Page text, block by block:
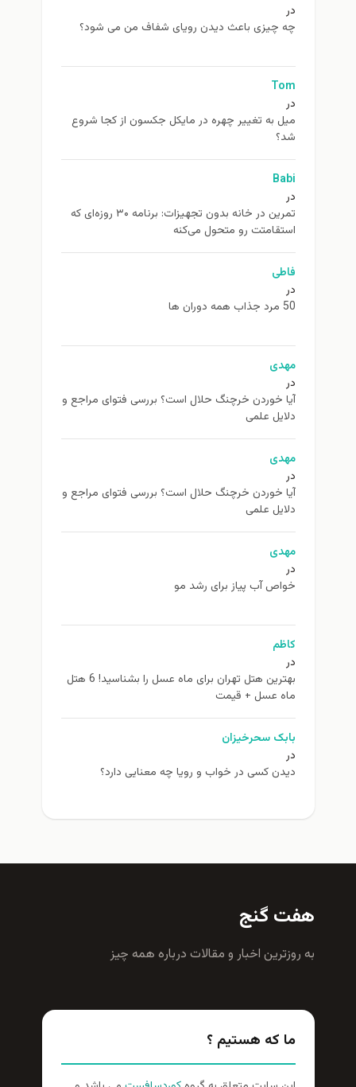
در
چه چیزی باعث دیدن رویای شفاف من می شود؟
Tom
در
ميل به تغيير چهره در مایکل جکسون از كجا شروع
شد؟
Babi
در
تمرین در خانه بدون تجهیزات: برنامه ۳۰ روزه‌ای که
استقامتت رو متحول می‌کنه
فاطی
در
50 مرد جذاب همه دوران ها
مهدی
در
آیا خوردن خرچنگ حلال است؟ بررسی فتوای مراجع و
دلایل علمی
مهدی
در
آیا خوردن خرچنگ حلال است؟ بررسی فتوای مراجع و
دلایل علمی
مهدی
در
خواص آب پیاز برای رشد مو
کاظم
در
بهترین هتل تهران برای ماه عسل را بشناسید! 6 هتل
ماه عسل + قیمت
بابک سحرخیزان
در
دیدن کسی در خواب و رویا چه معنایی دارد؟
هفت گنج
به روزترين اخبار و مقالات درباره همه چيز
ما که هستیم ؟